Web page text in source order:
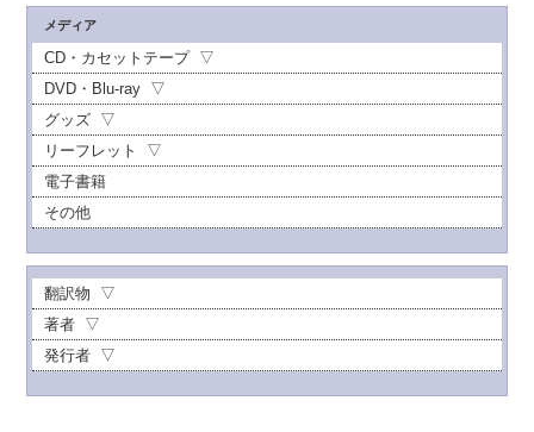
メディア
CD・カセットテープ
DVD・Blu-ray
グッズ
リーフレット
電子書籍
その他
翻訳物
著者
発行者